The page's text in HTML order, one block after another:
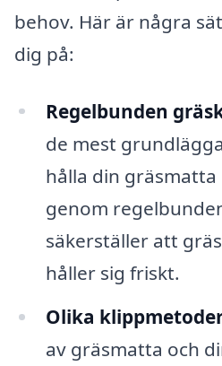
behov. Här är några
dig på:
Regelbunden
de mest
hålla din gräsmatta
genom
säkerställer att
håller sig friskt.
Olika
av gräsmatta och